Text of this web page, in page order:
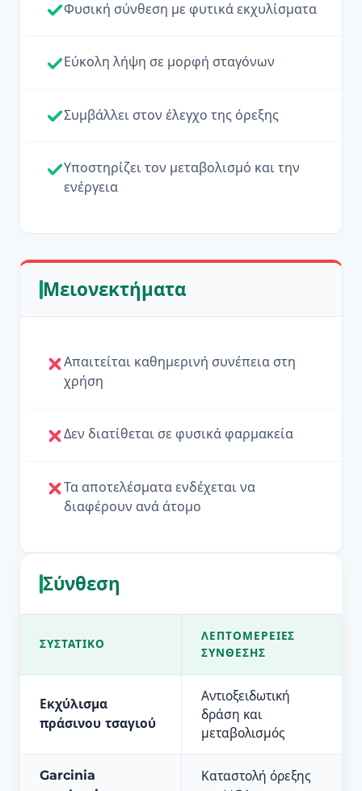
Φυσική σύνθεση με φυτικά εκχυλίσματα
Εύκολη λήψη σε μορφή σταγόνων
Συμβάλλει στον έλεγχο της όρεξης
Υποστηρίζει τον μεταβολισμό και την
ενέργεια
Μειονεκτήματα
Απαιτείται καθημερινή συνέπεια στη
χρήση
Δεν διατίθεται σε φυσικά φαρμακεία
Τα αποτελέσματα ενδέχεται να
διαφέρουν ανά άτομο
Σύνθεση
ΣΥΣΤΑΤΙΚΌ
ΛΕΠΤΟΜΈΡΕΙΕΣ
ΣΎΝΘΕΣΗΣ
Εκχύλισμα
πράσινου τσαγιού
Αντιοξειδωτική
δράση και
μεταβολισμός
Garcinia
Καταστολή όρεξης